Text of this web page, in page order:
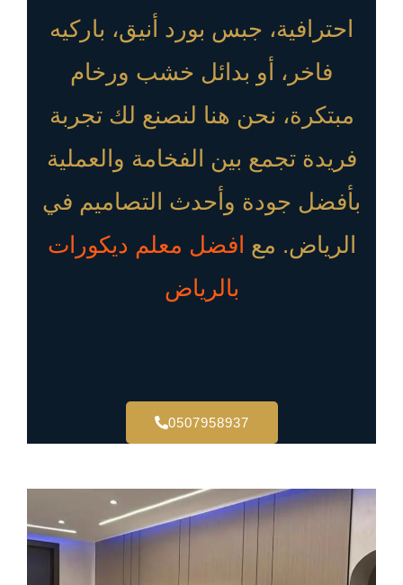
احترافية، جبس بورد أنيق، باركيه
فاخر، أو بدائل خشب ورخام
مبتكرة، نحن هنا لنصنع لك تجربة
فريدة تجمع بين الفخامة والعملية
بأفضل جودة وأحدث التصاميم في
الرياض. مع افضل معلم ديكورات
بالرياض
0507958937